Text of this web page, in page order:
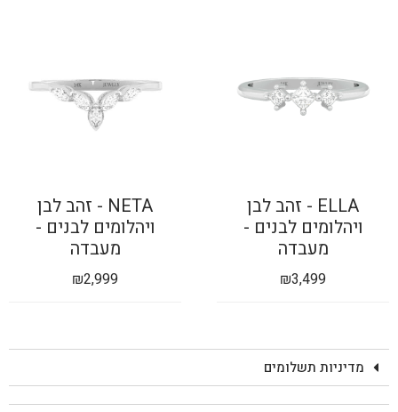
ELLA - זהב לבן
ויהלומים לבנים -
מעבדה
₪3,499
NETA - זהב לבן
ויהלומים לבנים -
מעבדה
₪2,999
מדיניות תשלומים